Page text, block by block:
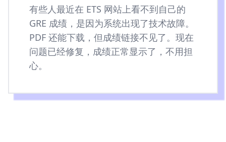
有些人最近在 ETS 网站上看不到自己的
GRE 成绩，是因为系统出现了技术故障。
PDF 还能下载，但成绩链接不见了。现在
问题已经修复，成绩正常显示了，不用担
心。